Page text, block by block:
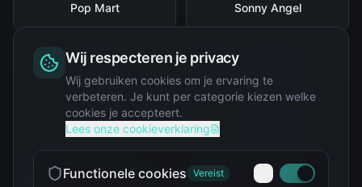
Pop Mart Sonny Angel
Squishy
Wij respecteren je privacy
Wij gebruiken cookies om je ervaring te
verbeteren. Je kunt per categorie kiezen welke
cookies je accepteert.
Lees onze cookieverklaring
Functionele cookies Vereist